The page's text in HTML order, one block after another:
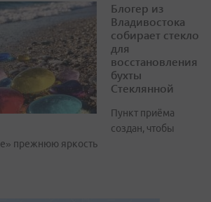
Блогер из
Владивостока
собирает стекло
для
восстановления
бухты
Стеклянной
Пункт приёма
создан, чтобы
прежнюю яркость